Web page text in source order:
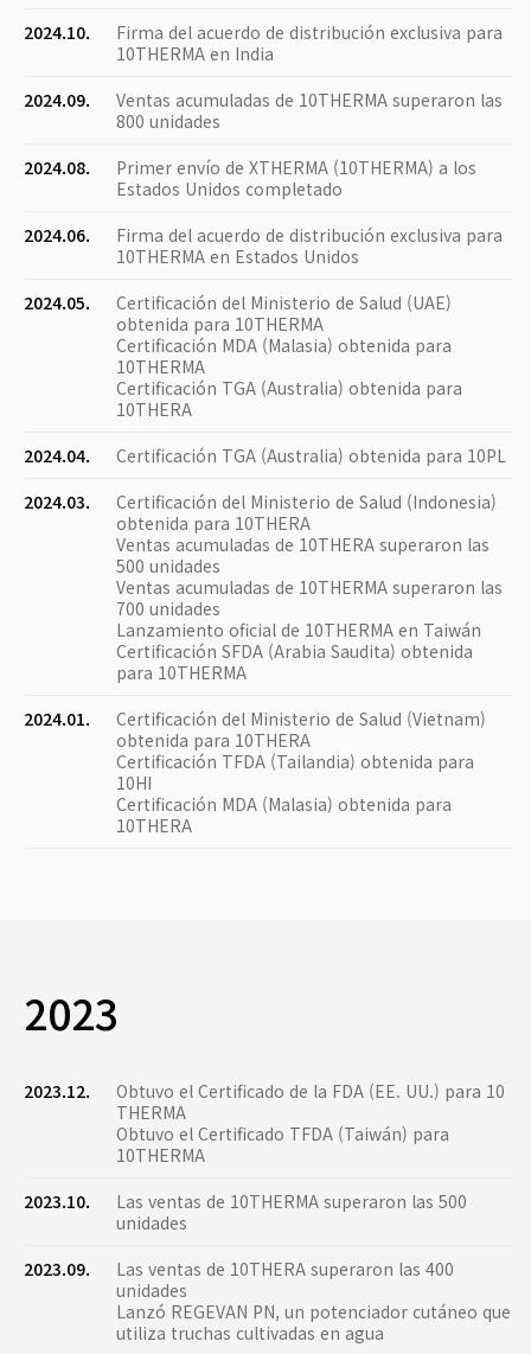
2024.10.
Firma del acuerdo de distribución exclusiva para
10THERMA en India
2024.09.
Ventas acumuladas de 10THERMA superaron las
800 unidades
2024.08.
Primer envío de XTHERMA (10THERMA) a los
Estados Unidos completado
2024.06.
Firma del acuerdo de distribución exclusiva para
10THERMA en Estados Unidos
2024.05.
Certificación del Ministerio de Salud (UAE)
obtenida para 10THERMA
Certificación MDA (Malasia) obtenida para
10THERMA
Certificación TGA (Australia) obtenida para
10THERA
2024.04.
Certificación TGA (Australia) obtenida para 10PL
2024.03.
Certificación del Ministerio de Salud (Indonesia)
obtenida para 10THERA
Ventas acumuladas de 10THERA superaron las
500 unidades
Ventas acumuladas de 10THERMA superaron las
700 unidades
Lanzamiento oficial de 10THERMA en Taiwán
Certificación SFDA (Arabia Saudita) obtenida
para 10THERMA
2024.01.
Certificación del Ministerio de Salud (Vietnam)
obtenida para 10THERA
Certificación TFDA (Tailandia) obtenida para
10HI
Certificación MDA (Malasia) obtenida para
10THERA
2023
2023.12.
Obtuvo el Certificado de la FDA (EE. UU.) para 10
THERMA
Obtuvo el Certificado TFDA (Taiwán) para
10THERMA
2023.10.
Las ventas de 10THERMA superaron las 500
unidades
2023.09.
Las ventas de 10THERA superaron las 400
unidades
Lanzó REGEVAN PN, un potenciador cutáneo que
utiliza truchas cultivadas en agua